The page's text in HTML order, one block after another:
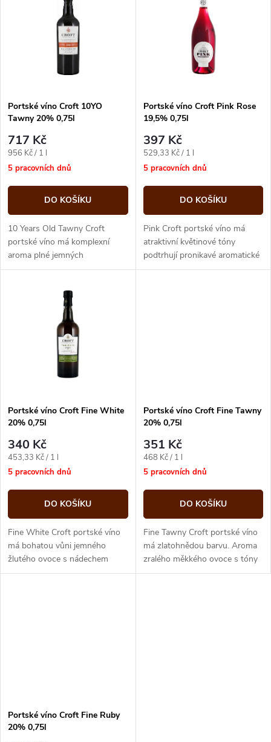
p
r
o
d
u
k
s
p
r
o
d
u
Portské víno Croft 10YO
Tawny 20% 0,75l
717 Kč
Měrná
cena:
956 Kč / 1 l
5 pracovních dnů
DO KOŠÍKU
10 Years Old Tawny Croft
portské víno má komplexní
aroma plné jemných
kořeněných vůní, náznaků
dubového dřeva na pozadí...
Portské víno Croft Pink Rose
19,5% 0,75l
397 Kč
Měrná
cena:
529,33 Kč / 1 l
5 pracovních dnů
DO KOŠÍKU
Pink Croft portské víno má
atraktivní květinové tóny
podtrhují pronikavé aromatické
vůně lesního ovoce. Chuť je
Portské víno Croft Fine White
20% 0,75l
340 Kč
Měrná
cena:
453,33 Kč / 1 l
5 pracovních dnů
DO KOŠÍKU
Fine White Croft portské víno
má bohatou vůni jemného
žlutého ovoce s nádechem
medu a dubu. Je to chuťově
Portské víno Croft Fine Tawny
20% 0,75l
351 Kč
Měrná
cena:
468 Kč / 1 l
5 pracovních dnů
DO KOŠÍKU
Fine Tawny Croft portské víno
má zlatohnědou barvu. Aroma
zralého měkkého ovoce s tóny
fíků a sušených švestek je
Portské víno Croft Fine Ruby
20% 0,75l